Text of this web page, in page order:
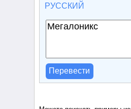
РУССКИЙ
Перевести